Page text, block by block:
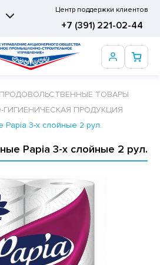
Центр поддержки клиентов
+7 (391) 221-02-44
ТОВАРЫ
ИЗДЕЛИЯ
ТОВАРЫ
ПРОДУКЦИЯ
ТОВАРЫ
ПРОДУКЦИЯ
3-х слойные 2 рул.
Papia 3-х слойные 2 рул.